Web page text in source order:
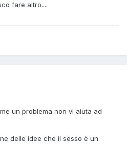
fare altro....
un problema non vi aiuta ad
delle idee che il sesso è un